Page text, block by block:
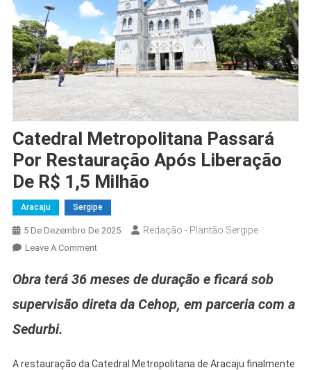
Catedral Metropolitana Passará
Por Restauração Após Liberação
De R$ 1,5 Milhão
Aracaju Sergipe
5 De Dezembro De 2025 Redação - Plantão Sergipe
Leave A CommentOn
Metropolitana
Por
Liberação
Obra terá 36 meses de duração e ficará sob
supervisão direta da Cehop, em parceria com a
Sedurbi.
A restauração da Catedral Metropolitana de Aracaju finalmente